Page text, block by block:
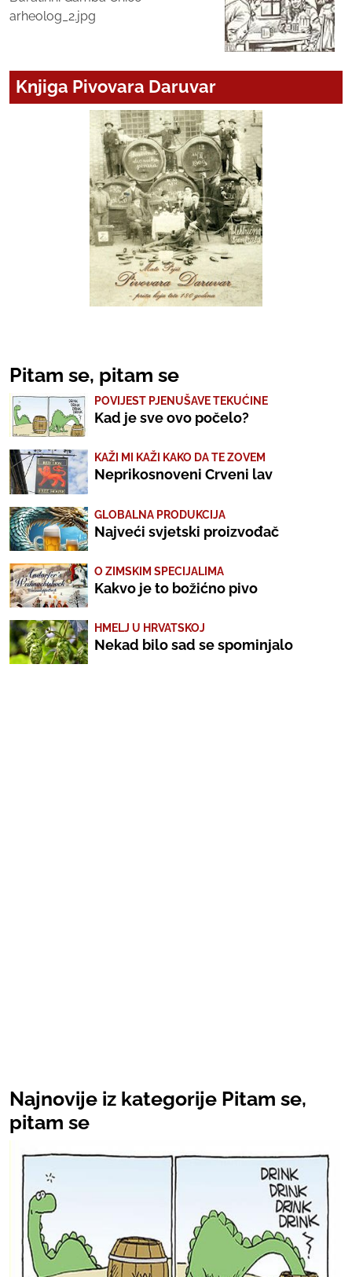
arheolog_2.jpg
Knjiga Pivovara Daruvar
Pitam se, pitam se
POVIJEST PJENUŠAVE TEKUĆINE
Kad je sve ovo počelo?
KAŽI MI KAŽI KAKO DA TE ZOVEM
Neprikosnoveni Crveni lav
GLOBALNA PRODUKCIJA
Najveći svjetski proizvođač
O ZIMSKIM SPECIJALIMA
Kakvo je to božićno pivo
HMELJ U HRVATSKOJ
Nekad bilo sad se spominjalo
Najnovije iz kategorije Pitam se,
pitam se